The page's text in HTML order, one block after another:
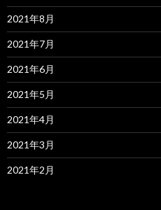
2021年8月
2021年7月
2021年6月
2021年5月
2021年4月
2021年3月
2021年2月